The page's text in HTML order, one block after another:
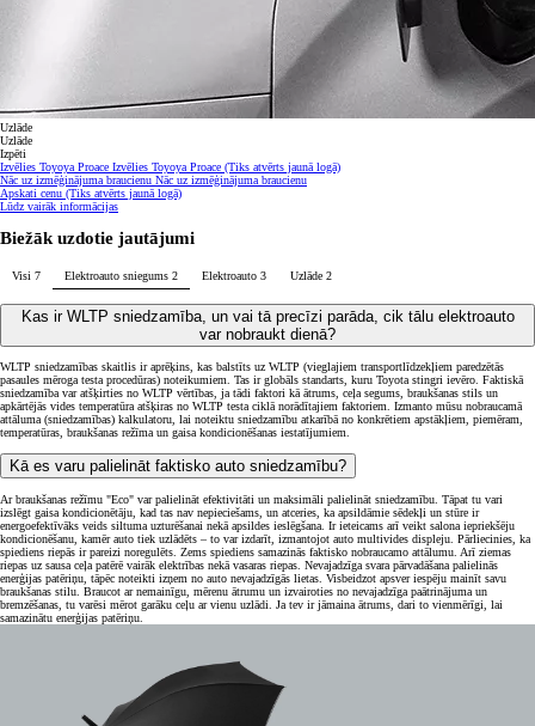
Uzlāde
Uzlāde
Izpēti
Izvēlies Toyoya Proace Izvēlies Toyoya Proace (Tiks atvērts jaunā logā)
Nāc uz izmēģinājuma braucienu Nāc uz izmēģinājuma braucienu
Apskati cenu (Tiks atvērts jaunā logā)
Lūdz vairāk informācijas
Biežāk uzdotie jautājumi
Visi 7 Elektroauto sniegums 2 Elektroauto 3 Uzlāde 2
Kas ir WLTP sniedzamība, un vai tā precīzi parāda, cik tālu elektroauto
var nobraukt dienā?
WLTP sniedzamības skaitlis ir aprēķins, kas balstīts uz WLTP (vieglajiem transportlīdzekļiem paredzētās
pasaules mēroga testa procedūras) noteikumiem. Tas ir globāls standarts, kuru Toyota stingri ievēro. Faktiskā
sniedzamība var atšķirties no WLTP vērtības, ja tādi faktori kā ātrums, ceļa segums, braukšanas stils un
apkārtējās vides temperatūra atšķiras no WLTP testa ciklā norādītajiem faktoriem. Izmanto mūsu nobraucamā
attāluma (sniedzamības) kalkulatoru, lai noteiktu sniedzamību atkarībā no konkrētiem apstākļiem, piemēram,
temperatūras, braukšanas režīma un gaisa kondicionēšanas iestatījumiem.
Kā es varu palielināt faktisko auto sniedzamību?
Ar braukšanas režīmu "Eco" var palielināt efektivitāti un maksimāli palielināt sniedzamību. Tāpat tu vari
izslēgt gaisa kondicionētāju, kad tas nav nepieciešams, un atceries, ka apsildāmie sēdekļi un stūre ir
energoefektīvāks veids siltuma uzturēšanai nekā apsildes ieslēgšana. Ir ieteicams arī veikt salona iepriekšēju
kondicionēšanu, kamēr auto tiek uzlādēts – to var izdarīt, izmantojot auto multivides displeju. Pārliecinies, ka
spiediens riepās ir pareizi noregulēts. Zems spiediens samazinās faktisko nobraucamo attālumu. Arī ziemas
riepas uz sausa ceļa patērē vairāk elektrības nekā vasaras riepas. Nevajadzīga svara pārvadāšana palielinās
enerģijas patēriņu, tāpēc noteikti izņem no auto nevajadzīgās lietas. Visbeidzot apsver iespēju mainīt savu
braukšanas stilu. Braucot ar nemainīgu, mērenu ātrumu un izvairoties no nevajadzīga paātrinājuma un
bremzēšanas, tu varēsi mērot garāku ceļu ar vienu uzlādi. Ja tev ir jāmaina ātrums, dari to vienmērīgi, lai
samazinātu enerģijas patēriņu.